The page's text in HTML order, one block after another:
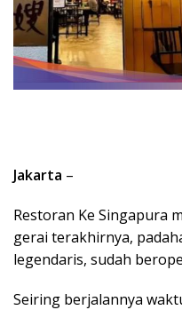
Jakarta –
Restoran Ke Singapura
gerai terakhirnya,
legendaris, sudah
Seiring berjalannya